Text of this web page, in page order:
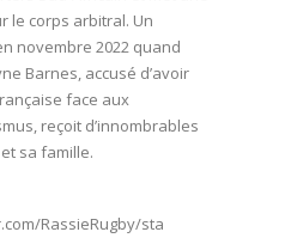
le corps arbitral. Un
novembre 2022 quand
Barnes, accusé d’avoir
face aux
reçoit d’innombrables
sa famille.
RassieRugby/sta